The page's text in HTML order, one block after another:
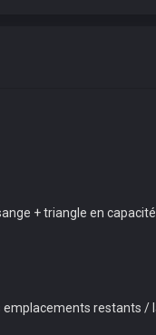
+ triangle en capacité
emplacements restants /